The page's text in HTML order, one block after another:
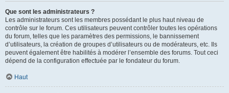
Que sont les administrateurs ?
Les administrateurs sont les membres possédant le plus haut niveau de
contrôle sur le forum. Ces utilisateurs peuvent contrôler toutes les opérations
du forum, telles que les paramètres des permissions, le bannissement
d’utilisateurs, la création de groupes d’utilisateurs ou de modérateurs, etc. Ils
peuvent également être habilités à modérer l’ensemble des forums. Tout ceci
dépend de la configuration effectuée par le fondateur du forum.
Haut